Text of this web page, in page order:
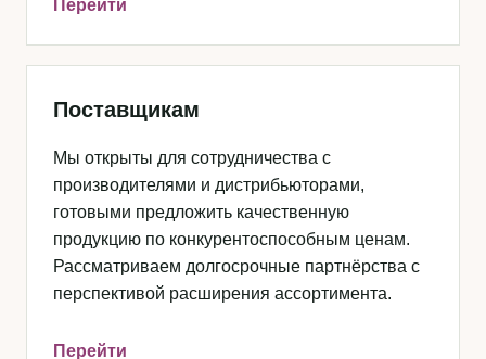
Перейти
Поставщикам
Мы открыты для сотрудничества с
производителями и дистрибьюторами,
готовыми предложить качественную
продукцию по конкурентоспособным ценам.
Рассматриваем долгосрочные партнёрства с
перспективой расширения ассортимента.
Перейти